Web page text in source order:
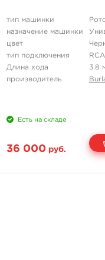
тип машинки
назначение машинки
цвет
тип подключения
RCA
Длина хода
3.8
производитель
Есть на складе
36 000 руб.